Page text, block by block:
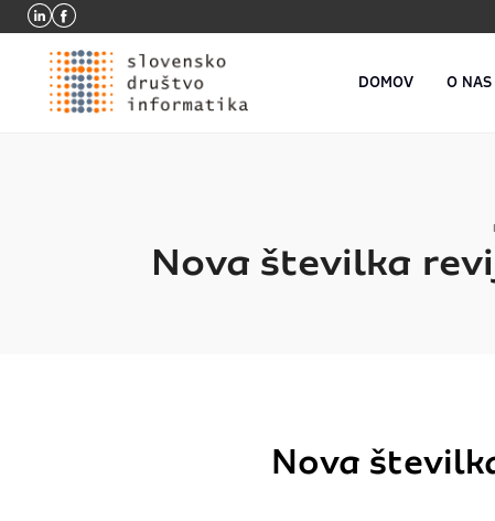
DOMOV O NAS
Nova številka
Nova